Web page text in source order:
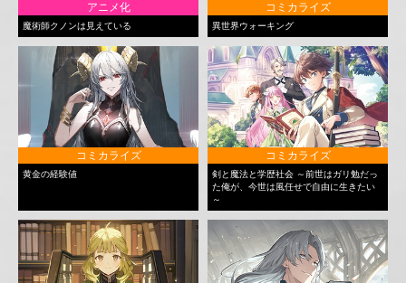
アニメ化
魔術師クノンは見えている
コミカライズ
異世界ウォーキング
コミカライズ
黄金の経験値
コミカライズ
剣と魔法と学歴社会 ～前世はガリ勉だっ
た俺が、今世は風任せで自由に生きたい
～